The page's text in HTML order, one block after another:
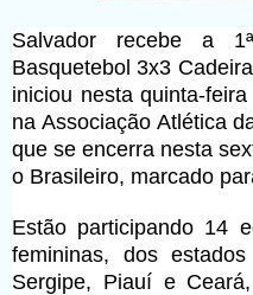
Salvador recebe a
Basquetebol 3x3
iniciou nesta quinta-
na Associação Atlética
que se encerra nesta
o Brasileiro, marcado
Estão participando 14
femininas, dos
Sergipe, Piauí e